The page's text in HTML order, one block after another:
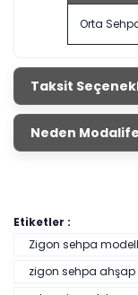
Orta
Taksit
Neden
Etiketler :
Zigon sehpa
zigon sehpa ahşap